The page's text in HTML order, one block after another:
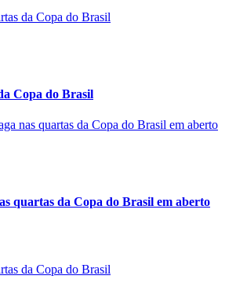
Copa do Brasil
quartas da Copa do Brasil em aberto